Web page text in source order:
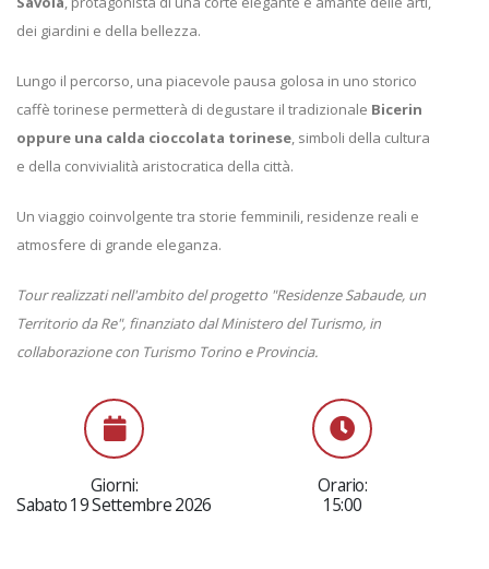
dei giardini e della bellezza.
Lungo il percorso, una piacevole pausa golosa in uno storico
caffè torinese permetterà di degustare il tradizionale Bicerin
oppure una calda cioccolata torinese, simboli della cultura
e della convivialità aristocratica della città.
Un viaggio coinvolgente tra storie femminili, residenze reali e
atmosfere di grande eleganza.
Tour realizzati nell'ambito del progetto "Residenze Sabaude, un
Territorio da Re", finanziato dal Ministero del Turismo, in
collaborazione con Turismo Torino e Provincia.
Giorni:
Sabato 19 Settembre 2026
Orario:
15:00